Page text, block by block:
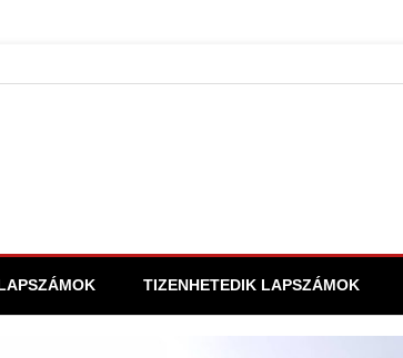
TIZENHETEDIK LAPSZÁMOK